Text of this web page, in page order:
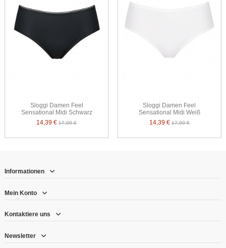
Sloggi Damen Feel
Sensational Midi Schwarz
14,39 €17,99 €
Sloggi Damen Feel
Sensational Midi Weiß
14,39 €17,99 €
Informationen
Mein Konto
Kontaktiere uns
Newsletter